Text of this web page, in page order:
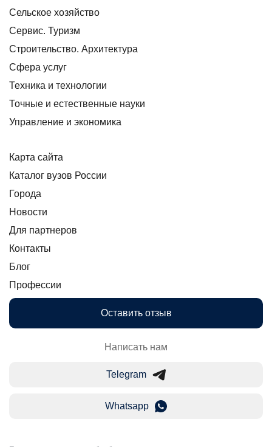
Сельское хозяйство
Сервис. Туризм
Строительство. Архитектура
Сфера услуг
Техника и технологии
Точные и естественные науки
Управление и экономика
Карта сайта
Каталог вузов России
Города
Новости
Для партнеров
Контакты
Блог
Профессии
Оставить отзыв
Написать нам
Telegram
Whatsapp